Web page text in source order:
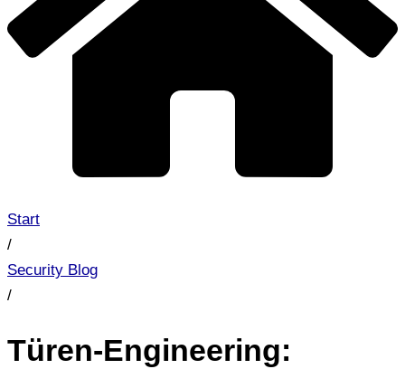
Start
/
Security Blog
/
Türen-Engineering: